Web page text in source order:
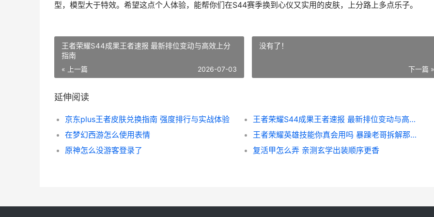
型，模型大于特效。希望这点个人体验，能帮你们在S44赛季换到心仪又实用的皮肤，上分路上多点乐子。
王者荣耀S44成果王者速报 最新排位变动与高效上分
指南
« 上一篇 2026-07-03
没有了！
下一篇 »
延伸阅读
京东plus王者皮肤兑换指南 强度排行与实战体验
王者荣耀S44成果王者速报 最新排位变动与高效上分指南
在梦幻西游怎么使用表情
王者荣耀英雄技能你真会用吗 暴躁老哥拆解那些坑人机制
原神怎么没游客登录了
复活甲怎么弄 亲测玄学出装顺序更香